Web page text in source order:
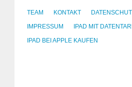
TEAM KONTAKT
IMPRESSUM
IPAD MIT
IPAD BEI APPLE KAUFEN